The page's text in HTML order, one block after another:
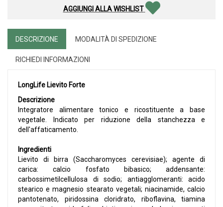
AGGIUNGI ALLA WISHLIST
DESCRIZIONE MODALITÀ DI SPEDIZIONE
RICHIEDI INFORMAZIONI
LongLife Lievito Forte
Descrizione
Integratore alimentare tonico e ricostituente a base
vegetale. Indicato per riduzione della stanchezza e
dell'affaticamento.
Ingredienti
Lievito di birra (Saccharomyces cerevisiae); agente di
carica: calcio fosfato bibasico; addensante:
carbossimetilcellulosa di sodio; antiagglomeranti: acido
stearico e magnesio stearato vegetali; niacinamide, calcio
pantotenato, piridossina cloridrato, riboflavina, tiamina